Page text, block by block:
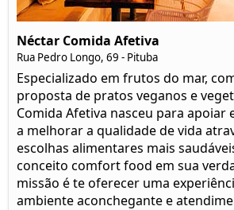
Néctar Comida Afetiva
Rua Pedro Longo, 69 - Pituba
Especializado em frutos do mar,
proposta de pratos veganos e
Comida Afetiva nasceu para apoiar
a melhorar a qualidade de vida
escolhas alimentares mais
conceito comfort food em sua
missão é te oferecer uma
ambiente aconchegante e